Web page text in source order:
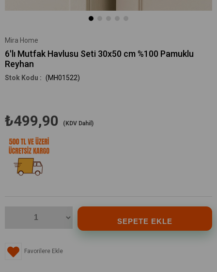
Mira Home
6'lı Mutfak Havlusu Seti 30x50 cm %100 Pamuklu
Reyhan
(MH01522)
₺499,90 (KDV Dahil)
Favorilere Ekle